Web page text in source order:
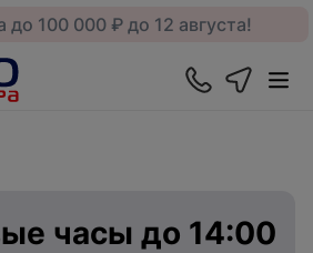
до 100 000 ₽ до 12 августа!
часы до 14:00